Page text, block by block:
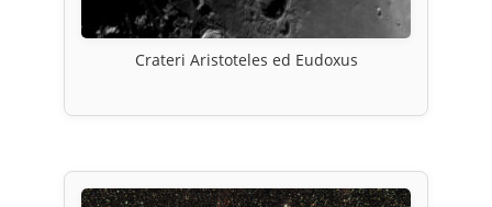
Crateri Aristoteles ed Eudoxus